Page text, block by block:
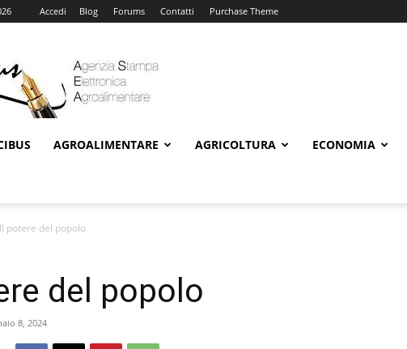
Accedi Blog Forums Contatti Purchase Theme
Online
AGROALIMENTARE AGRICOLTURA ECONOMIA
Il potere del popolo
del popolo
8, 2024